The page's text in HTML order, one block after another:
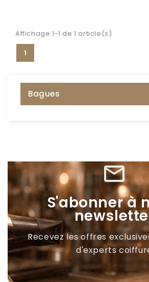
Affichage 1-1 de 1 article(s)
1
Bagues
mail_outline
S'abonner à
Recevez les offres
d'experts